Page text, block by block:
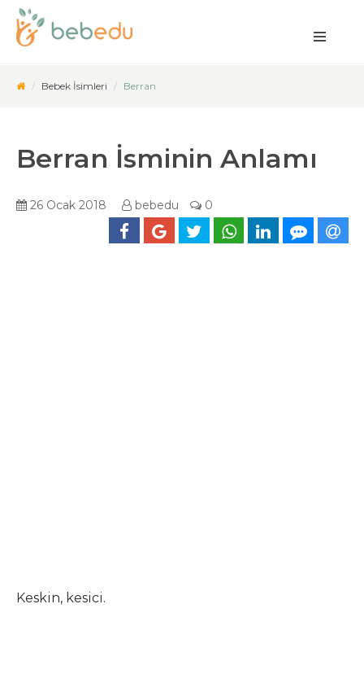
Bebek İsimleri Berran
Berran İsminin Anlamı
26 Ocak 2018 bebedu 0
Keskin, kesici.